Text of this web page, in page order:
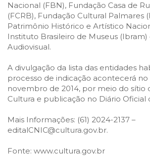
Nacional (FBN), Fundação Casa de
(FCRB), Fundação Cultural Palmares
Patrimônio Histórico e Artístico
Instituto Brasileiro de Museus (Ibram)
Audiovisual.
A divulgação da lista das entidades
processo de indicação acontecerá no
novembro de 2014, por meio do sítio
Cultura e publicação no Diário Oficial
Mais Informações: (61) 2024-2137 –
editalCNIC@cultura.gov.br.
Fonte: www.cultura.gov.br